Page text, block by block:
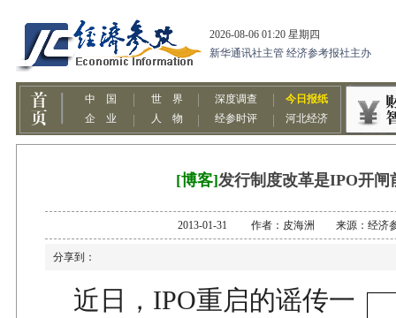
[博客]发行制度改革是IPO开闸
2013-01-31 作者：皮海洲 来源：经济
分享到：
近日，IPO重启的谣传一